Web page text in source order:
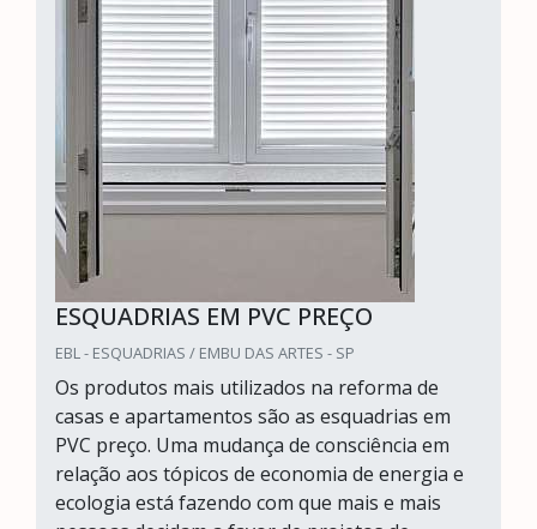
ESQUADRIAS EM PVC PREÇO
EBL - ESQUADRIAS / EMBU DAS ARTES - SP
Os produtos mais utilizados na reforma de
casas e apartamentos são as esquadrias em
PVC preço. Uma mudança de consciência em
relação aos tópicos de economia de energia e
ecologia está fazendo com que mais e mais